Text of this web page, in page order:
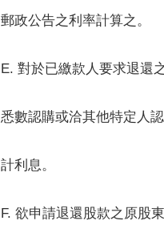
郵政公告之利率計算之。
E. 對於已繳款人要求退還
悉數認購或洽其他特定人
計利息。
F. 欲申請退還股款之原股